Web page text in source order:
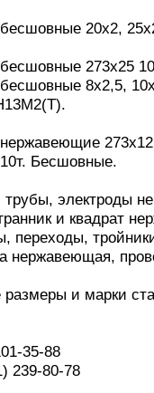
20х2,
273х25
8х2,5,
Бесшовные.
электроды
и квадрат
переходы,
нержавеющая,
и марки
35-88
239-80-78